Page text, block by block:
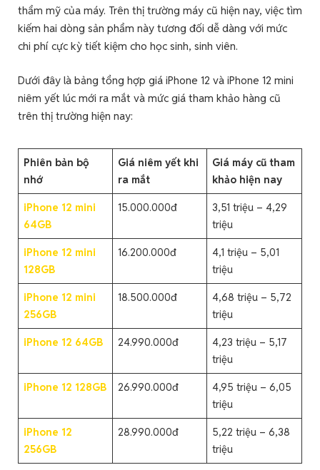
thẩm mỹ của máy. Trên thị trường máy cũ hiện nay, việc tìm
kiếm hai dòng sản phẩm này tương đối dễ dàng với mức
chi phí cực kỳ tiết kiệm cho học sinh, sinh viên.
Dưới đây là bảng tổng hợp giá iPhone 12 và iPhone 12 mini
niêm yết lúc mới ra mắt và mức giá tham khảo hàng cũ
trên thị trường hiện nay:
Phiên bản bộ
nhớ
Giá niêm yết khi
ra mắt
Giá máy cũ tham
khảo hiện nay
iPhone 12 mini
64GB
15.000.000đ
3,51 triệu – 4,29
triệu
iPhone 12 mini
128GB
16.200.000đ
4,1 triệu – 5,01
triệu
iPhone 12 mini
256GB
18.500.000đ
4,68 triệu – 5,72
triệu
iPhone 12 64GB 24.990.000đ
4,23 triệu – 5,17
triệu
iPhone 12 128GB 26.990.000đ
4,95 triệu – 6,05
triệu
iPhone 12
256GB
28.990.000đ
5,22 triệu – 6,38
triệu